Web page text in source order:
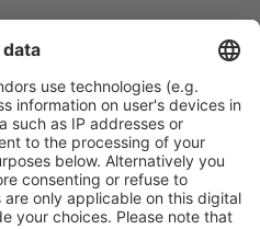
för att enkelt planera
resor